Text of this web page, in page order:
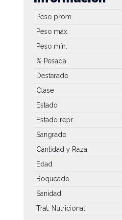
Peso prom.
Peso máx.
Peso mín.
% Pesada
Destarado
Clase
Estado
Estado repr.
Sangrado
Cantidad y Raza
Edad
Boqueado
Sanidad
Trat. Nutricional